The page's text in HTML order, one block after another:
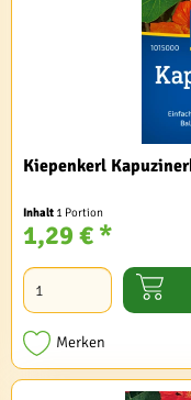
Kiepenkerl
Inhalt 1 Portion
1,29 € *
Merken